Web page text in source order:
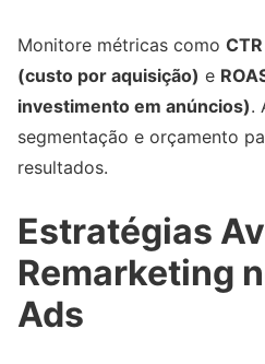
Monitore métricas como
(custo por aquisição) e
investimento em anúncios).
segmentação e orçamento
resultados.
Estratégias
Remarketing
Ads